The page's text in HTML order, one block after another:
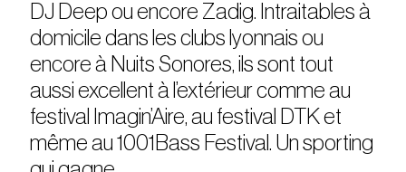
DJ Deep ou encore Zadig. Intraitables à
domicile dans les clubs lyonnais ou
encore à Nuits Sonores, ils sont tout
aussi excellent à l’extérieur comme au
festival Imagin’Aire, au festival DTK et
même au 1001Bass Festival. Un sporting